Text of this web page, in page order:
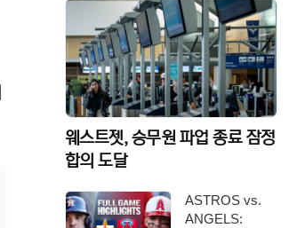
웨스트젯, 승무원 파업 종료 잠정
합의 도달
ASTROS vs.
ANGELS: